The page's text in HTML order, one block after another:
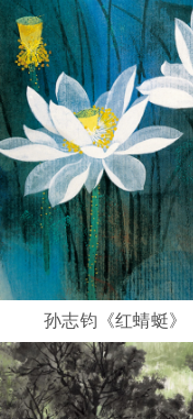
孙志钧《红蜻蜓》